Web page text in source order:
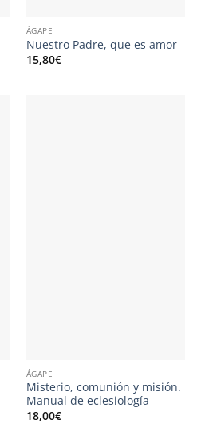
ÁGAPE
Nuestro Padre, que es amor
15,80€
ÁGAPE
Misterio, comunión y misión.
Manual de eclesiología
18,00€